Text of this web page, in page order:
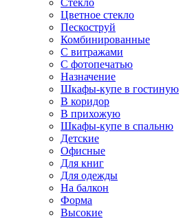
Стекло
Цветное стекло
Пескоструй
Комбинированные
С витражами
С фотопечатью
Назначение
Шкафы-купе в гостиную
В коридор
В прихожую
Шкафы-купе в спальню
Детские
Офисные
Для книг
Для одежды
На балкон
Форма
Высокие